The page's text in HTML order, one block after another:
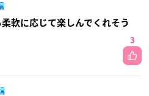
軟に応じて楽しんでくれそう
3